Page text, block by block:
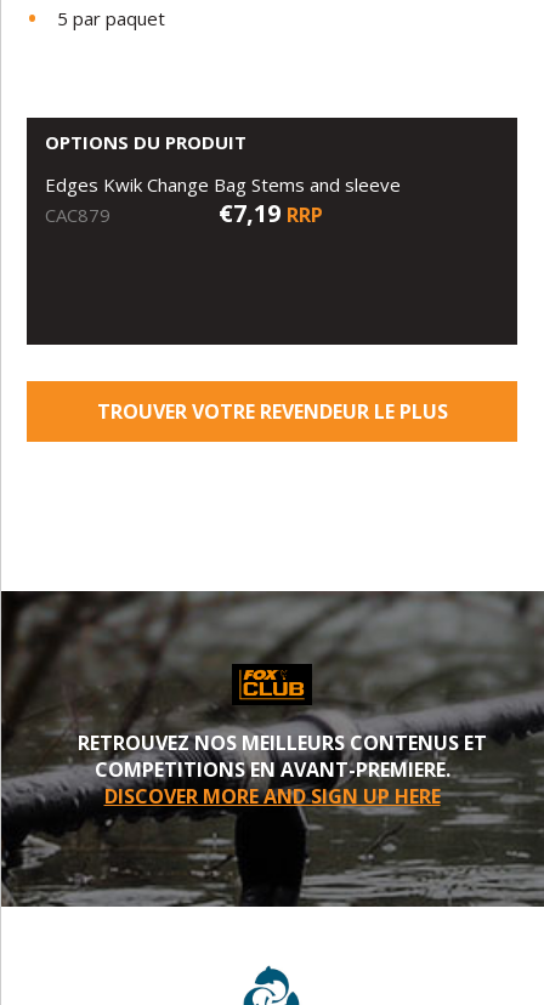
5 par paquet
OPTIONS DU PRODUIT
Edges Kwik Change Bag Stems and sleeve
CAC879
€7,19 RRP
TROUVER VOTRE REVENDEUR LE PLUS
RETROUVEZ NOS MEILLEURS CONTENUS ET
COMPETITIONS EN AVANT-PREMIERE.
DISCOVER MORE AND SIGN UP HERE